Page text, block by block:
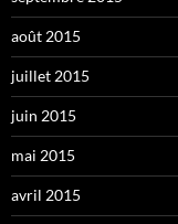
août 2015
juillet 2015
juin 2015
mai 2015
avril 2015